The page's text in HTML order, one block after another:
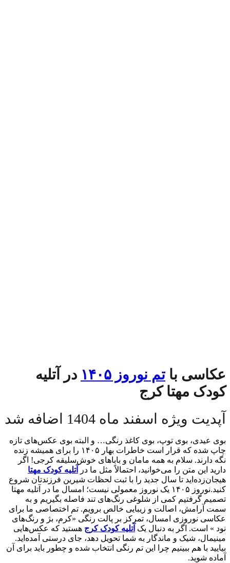
عکاسی با تم نوروز ۱۴۰۵
در آتلیه
کودک مهتا کرج
آپدیت ویژه اسفند ماه 1404 اضافه شد
بوی عیدی، بوی توپ، بوی کاغذ رنگی… و البته بوی عکس‌های تازه
چاپ شده که قرار است خاطرات بهار ۱۴۰۵ را برای همیشه زنده
نگه دارند. سلام به همه مامان و باباهای خوش‌سلیقه کرجی! اگر
دارید این متن را می‌خوانید، احتمالاً مثل ما در
آتلیه کودک مهتا
هیجان‌زده‌اید تا سال جدید را با ثبت لحظات شیرین فرزندتان شروع
کنید.نوروز ۱۴۰۵ یک نوروز معمولی نیست؛ امسال ما در آتلیه مهتا
تصمیم گرفتیم کمی از شلوغی رنگ‌های تند فاصله بگیریم و به
سمت آرامش، اصالت و زیبایی خالص برویم. تم اختصاصی ما برای
عکاسی نوروزی امسال، تمرکز بر پالت رنگی «کرم، بژ و رنگ‌های
نود » است. اگر به دنبال یک آتلیه کودک کرج هستید که عکس‌هایی
مینیمال، شیک و ماندگار به شما تحویل دهد، جای درستی آمده‌اید.
بیایید با هم ببینیم چرا این تم رنگی انتخاب شده و چطور باید برای آن
آماده شوید.